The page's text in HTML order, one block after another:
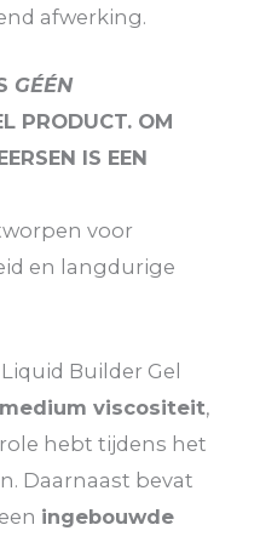
afwerking.
GÉÉN
PRODUCT. OM
IS EEN
voor
en langdurige
Builder Gel
medium viscositeit,
hebt tijdens het
Daarnaast bevat
ingebouwde